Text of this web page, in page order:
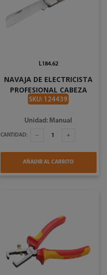
NAVAJA DE ELECTRICISTA
PROFESIONAL CABEZA
RECTA INDUSTRIAL DE
SKU: 124439
L184.62
Unidad: Manual
CANTIDAD:
AÑADIR AL CARRITO